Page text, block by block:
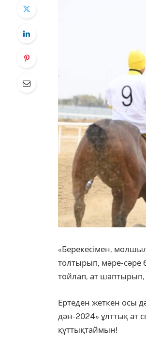
«Берекесімен,
толтырып, мәре-сәре
тойлап, ат шаптырып,
Ертеден жеткен осы
дән-2024» ұлттық ат
құттықтаймын!